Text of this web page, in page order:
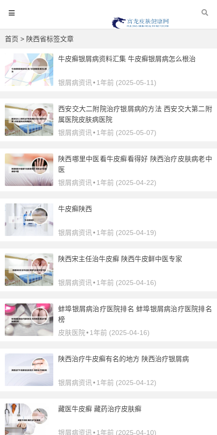
首页 > 陕西省标签文章
牛皮癣银屑病资料汇集 牛皮癣银屑病怎么根治
银屑病资讯 •1年前 (2025-05-11)
西安交大二附院治疗银屑病的方法 西安交大第二附
属医院皮肤病医院
银屑病资讯 •1年前 (2025-05-07)
陕西哪里中医看牛皮癣看得好 陕西治疗皮肤病老中
医
银屑病资讯 •1年前 (2025-04-22)
牛皮癣陕西
银屑病资讯 •1年前 (2025-04-19)
陕西宋主任治牛皮癣 陕西牛皮鲜中医专家
银屑病资讯 •1年前 (2025-04-16)
蚌埠银屑病治疗医院排名 蚌埠银屑病治疗医院排名
榜
皮肤医院•1年前 (2025-04-16)
陕西治疗牛皮癣有名的地方 陕西治疗银屑病
银屑病资讯 •1年前 (2025-04-12)
藏医牛皮癣 藏药治疗皮肤癣
银屑病资讯 •1年前 (2025-04-10)